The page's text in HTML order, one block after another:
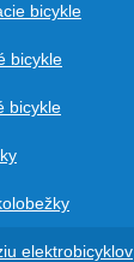
bicykle
bicykle
bicykle
elektrobicyklov